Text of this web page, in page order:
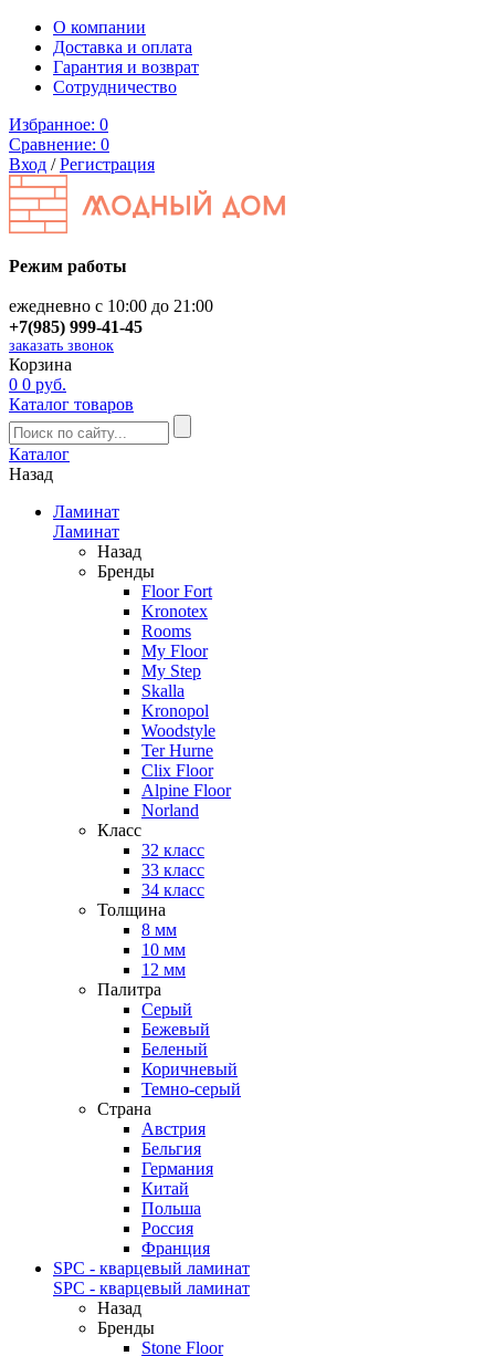
О компании
Доставка и оплата
Гарантия и возврат
Сотрудничество
Избранное: 0
Сравнение: 0
Вход /Регистрация
Режим работы
ежедневно с 10:00 до 21:00
+7(985) 999-41-45
заказать звонок
Корзина
0 0 руб.
Каталог товаров
Каталог
Назад
Ламинат
Ламинат
Назад
Бренды
Floor Fort
Kronotex
Rooms
My Floor
My Step
Skalla
Kronopol
Woodstyle
Ter Hurne
Clix Floor
Alpine Floor
Norland
Класс
32 класс
33 класс
34 класс
Толщина
8 мм
10 мм
12 мм
Палитра
Серый
Бежевый
Беленый
Коричневый
Темно-серый
Страна
Австрия
Бельгия
Германия
Китай
Польша
Россия
Франция
SPC - кварцевый ламинат
SPC - кварцевый ламинат
Назад
Бренды
Stone Floor